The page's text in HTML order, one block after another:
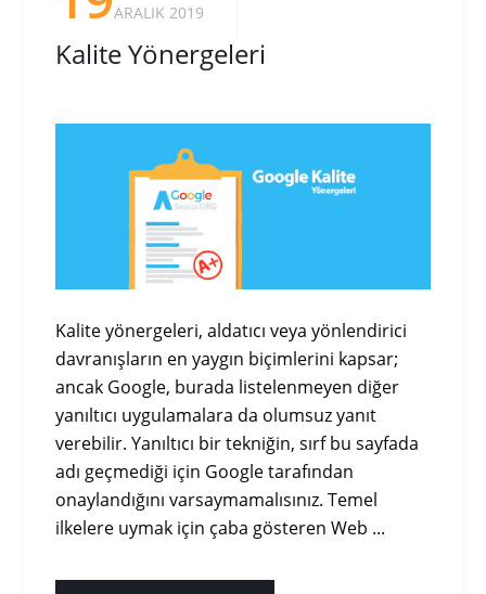
ARALIK 2019
Kalite Yönergeleri
Kalite yönergeleri, aldatıcı veya yönlendirici
davranışların en yaygın biçimlerini kapsar;
ancak Google, burada listelenmeyen diğer
yanıltıcı uygulamalara da olumsuz yanıt
verebilir. Yanıltıcı bir tekniğin, sırf bu sayfada
adı geçmediği için Google tarafından
onaylandığını varsaymamalısınız. Temel
ilkelere uymak için çaba gösteren Web ...